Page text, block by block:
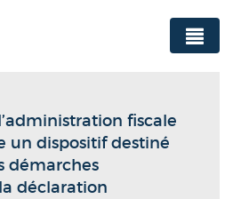
cookies
fiscale
un dispositif destiné
démarches
déclaration